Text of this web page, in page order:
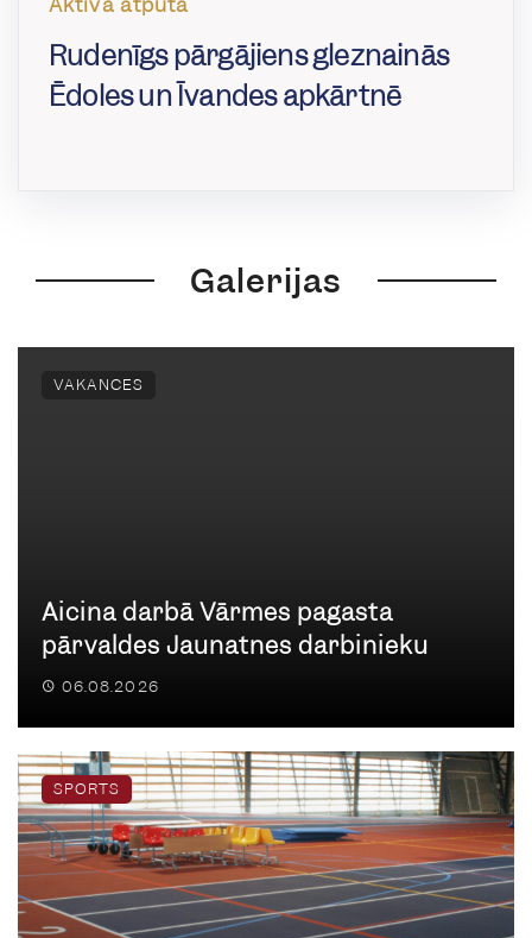
Rudenīgs pārgājiens gleznainās
Ēdoles un Īvandes apkārtnē
Galerijas
Aicina darbā Vārmes pagasta
pārvaldes Jaunatnes darbinieku
06.08.2026
VAKANCES
SPORTS